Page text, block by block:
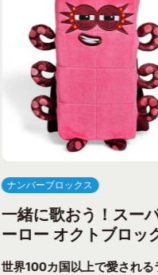
ナンバーブロックス
一緒に歌おう！スー
ーロー オクトブロッ
世界100カ国以上で愛される